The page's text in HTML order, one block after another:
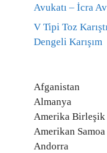
Avukatı – İcra
V Tipi Toz
Dengeli Karışım
Afganistan
Almanya
Amerika
Amerikan Samoa
Andorra